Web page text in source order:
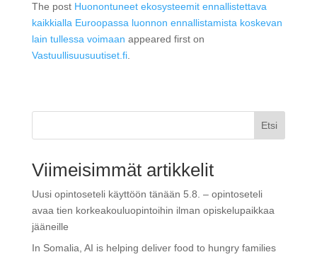
The post Huonontuneet ekosysteemit ennallistettava
kaikkialla Euroopassa luonnon ennallistamista koskevan
lain tullessa voimaan appeared first on
Vastuullisuusuutiset.fi.
Etsi
Viimeisimmät artikkelit
Uusi opintoseteli käyttöön tänään 5.8. – opintoseteli
avaa tien korkeakouluopintoihin ilman opiskelupaikkaa
jääneille
In Somalia, AI is helping deliver food to hungry families